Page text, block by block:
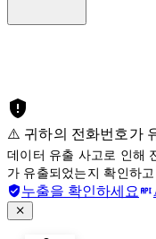
⚠️ 귀하의 전화번호가
데이터 유출 사고로 인해
가 유출되었는지 확인하
누출을 확인하세요